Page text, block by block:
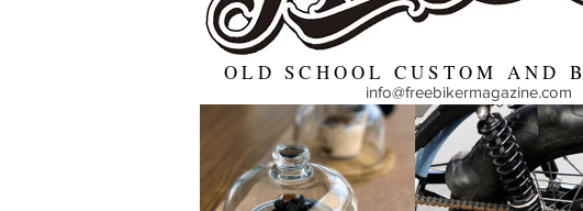
OLD SCHOOL CUSTOM AND
info@freebikermagazine.com